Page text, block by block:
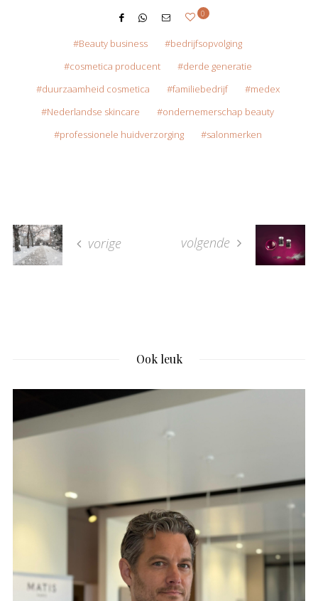
0
Beauty business
bedrijfsopvolging
cosmetica producent
derde generatie
duurzaamheid cosmetica
familiebedrijf
medex
Nederlandse skincare
ondernemerschap beauty
professionele huidverzorging
salonmerken
vorige volgende
Ook leuk